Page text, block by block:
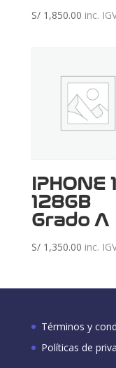
S/1,850.00 inc.
IPHONE
128GB
Grado A
S/1,350.00 inc.
Términos y
Políticas de